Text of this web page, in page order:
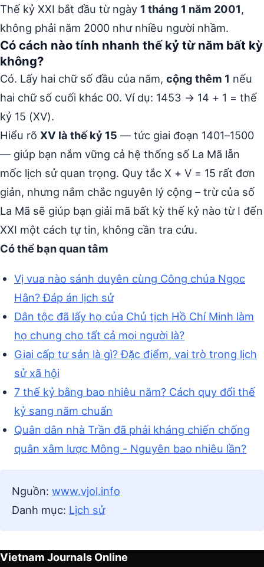
Thế kỷ XXI bắt đầu từ ngày 1 tháng 1 năm 2001,
không phải năm 2000 như nhiều người nhầm.
Có cách nào tính nhanh thế kỷ từ năm bất kỳ
không?
Có. Lấy hai chữ số đầu của năm, cộng thêm 1 nếu
hai chữ số cuối khác 00. Ví dụ: 1453 → 14 + 1 = thế
kỷ 15 (XV).
Hiểu rõ XV là thế kỷ 15 — tức giai đoạn 1401–1500
— giúp bạn nắm vững cả hệ thống số La Mã lẫn
mốc lịch sử quan trọng. Quy tắc X + V = 15 rất đơn
giản, nhưng nắm chắc nguyên lý cộng – trừ của số
La Mã sẽ giúp bạn giải mã bất kỳ thế kỷ nào từ I đến
XXI một cách tự tin, không cần tra cứu.
Có thể bạn quan tâm
Vị vua nào sánh duyên cùng Công chúa Ngọc
Hân? Đáp án lịch sử
Dân tộc đã lấy họ của Chủ tịch Hồ Chí Minh làm
họ chung cho tất cả mọi người là?
Giai cấp tư sản là gì? Đặc điểm, vai trò trong lịch
sử xã hội
7 thế kỷ bằng bao nhiêu năm? Cách quy đổi thế
kỷ sang năm chuẩn
Quân dân nhà Trần đã phải kháng chiến chống
quân xâm lược Mông - Nguyên bao nhiêu lần?
Nguồn: www.vjol.info
Danh mục: Lịch sử
Vietnam Journals Online